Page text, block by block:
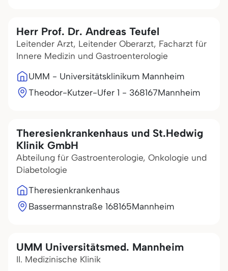
Herr Prof. Dr. Andreas Teufel
Leitender Arzt, Leitender Oberarzt, Facharzt für
Innere Medizin und Gastroenterologie
UMM - Universitätsklinikum Mannheim
Theodor-Kutzer-Ufer 1 - 368167Mannheim
Theresienkrankenhaus und St.Hedwig
Klinik GmbH
Abteilung für Gastroenterologie, Onkologie und
Diabetologie
Theresienkrankenhaus
Bassermannstraße 168165Mannheim
UMM Universitätsmed. Mannheim
II. Medizinische Klinik